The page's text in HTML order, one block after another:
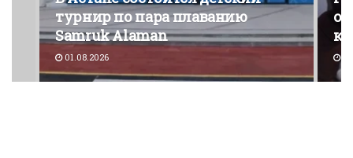
турнир по пара плаванию
Samruk Alaman
01.08.2026